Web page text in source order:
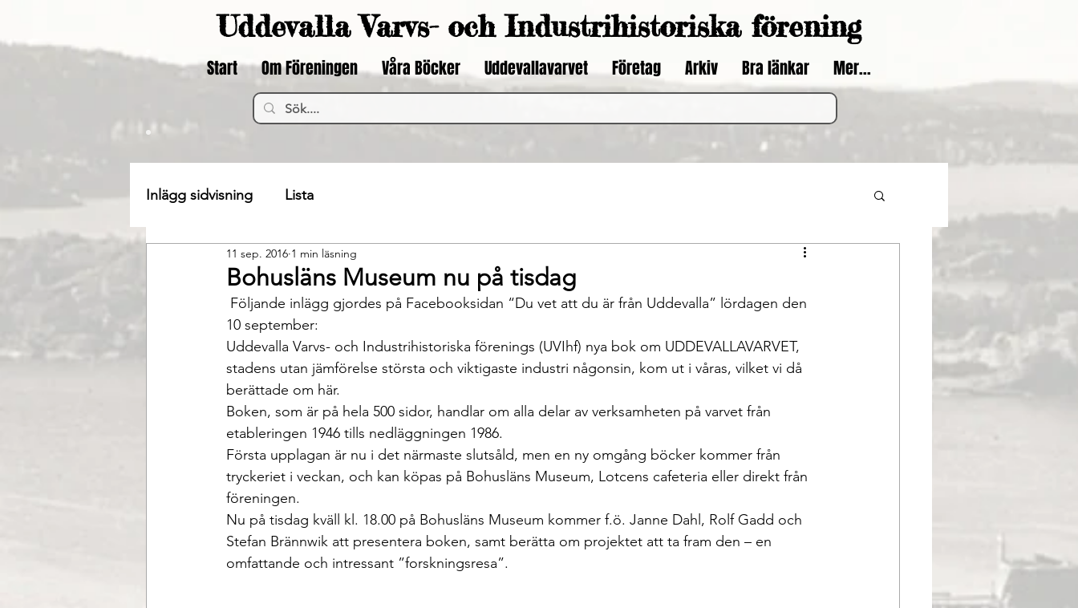
Uddevalla Varvs- och Industrihistoriska förening
Start Om Föreningen Våra Böcker Uddevallavarvet Företag Arkiv Bra länkar Mer...
Inlägg sidvisning Lista
Bohusläns Museum nu på tisdag
11 sep. 2016 1 min läsning
10 september:
Uddevalla Varvs- och Industrihistoriska förenings (UVIhf) nya bok om UDDEVALLAVARVET,
stadens utan jämförelse största och viktigaste industri någonsin, kom ut i våras, vilket vi då
berättade om här.
Boken, som är på hela 500 sidor, handlar om alla delar av verksamheten på varvet från
etableringen 1946 tills nedläggningen 1986.
Första upplagan är nu i det närmaste slutsåld, men en ny omgång böcker kommer från
tryckeriet i veckan, och kan köpas på Bohusläns Museum, Lotcens cafeteria eller direkt från
föreningen.
Nu på tisdag kväll kl. 18.00 på Bohusläns Museum kommer f.ö. Janne Dahl, Rolf Gadd och
Stefan Brännwik att presentera boken, samt berätta om projektet att ta fram den – en
omfattande och intressant ”forskningsresa”.